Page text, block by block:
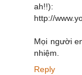
ah!!):
http://
Mọi người
nhiệm.
Reply